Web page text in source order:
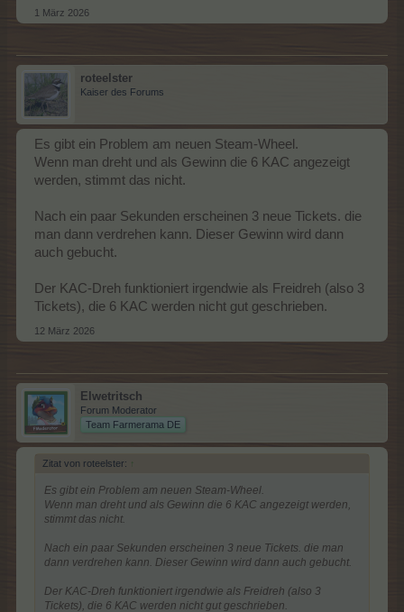
1 März 2026
roteelster
Kaiser des Forums
Es gibt ein Problem am neuen Steam-Wheel.
Wenn man dreht und als Gewinn die 6 KAC angezeigt
werden, stimmt das nicht.
Nach ein paar Sekunden erscheinen 3 neue Tickets. die
man dann verdrehen kann. Dieser Gewinn wird dann
auch gebucht.
Der KAC-Dreh funktioniert irgendwie als Freidreh (also 3
Tickets), die 6 KAC werden nicht gut geschrieben.
12 März 2026
Elwetritsch
Forum Moderator
Team Farmerama DE
Zitat von roteelster: ↑
Es gibt ein Problem am neuen Steam-Wheel.
Wenn man dreht und als Gewinn die 6 KAC angezeigt werden,
stimmt das nicht.
Nach ein paar Sekunden erscheinen 3 neue Tickets. die man
dann verdrehen kann. Dieser Gewinn wird dann auch gebucht.
Der KAC-Dreh funktioniert irgendwie als Freidreh (also 3
Tickets), die 6 KAC werden nicht gut geschrieben.